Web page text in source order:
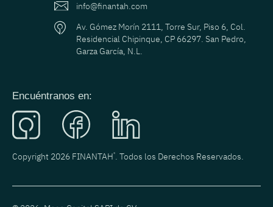
info@finantah.com
Av. Gómez Morín 2111, Torre Sur, Piso 6, Col.
Residencial Chipinque, CP 66297. San Pedro,
Garza García, N.L.
Encuéntranos en:
Copyright 2026 FINANTAH®. Todos los Derechos Reservados.